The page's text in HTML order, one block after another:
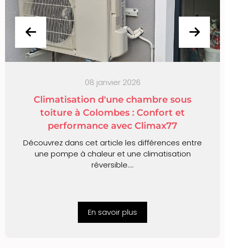
08 janvier 2026
Climatisation d'une chambre sous
toiture à Colombes : Confort et
performance avec Climax77
Découvrez dans cet article les différences entre
une pompe à chaleur et une climatisation
réversible....
En savoir plus